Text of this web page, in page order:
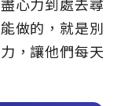
做的，就是別
，讓他們每天